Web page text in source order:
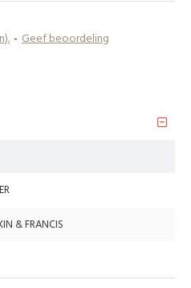
- Geef beoordeling
& FRANCIS